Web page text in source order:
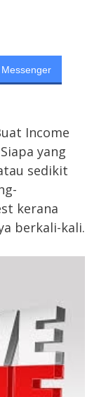
Messenger
Income
yang
sedikit
kerana
berkali-kali.